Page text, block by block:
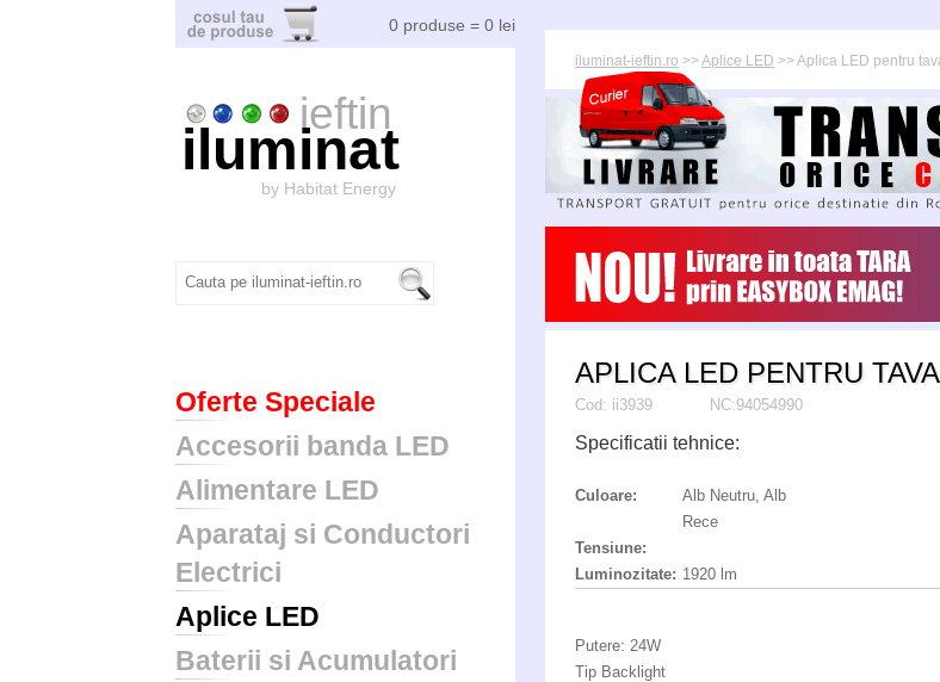
0 produse = 0 lei
ieftin
iluminat
by Habitat Energy
Oferte Speciale
Accesorii banda LED
Alimentare LED
Aparataj si Conductori
Electrici
Aplice LED
Baterii si Acumulatori
iluminat-ieftin.ro >>Aplice LED >> Aplica LED pentru
APLICA LED PENTRU
Cod: ii3939 NC:94054990
Specificatii tehnice:
Culoare:
Alb Neutru, Alb
Rece
Tensiune:
Luminozitate: 1920 lm
Putere: 24W
Tip Backlight